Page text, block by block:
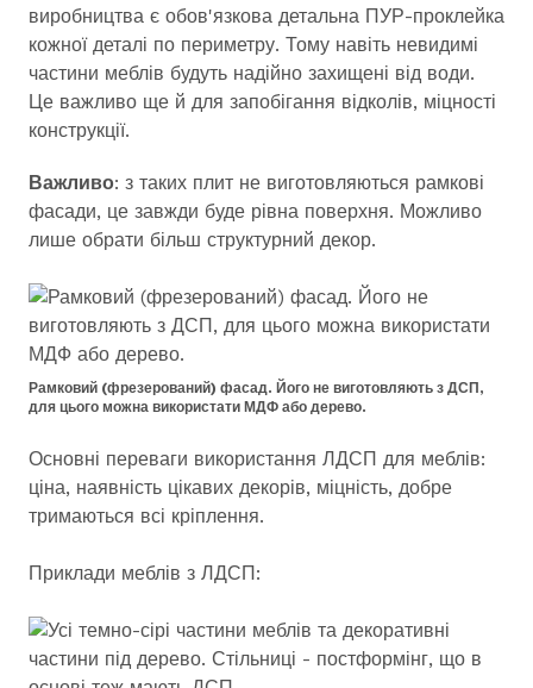
виробництва є обов'язкова детальна ПУР-проклейка
кожної деталі по периметру. Тому навіть невидимі
частини меблів будуть надійно захищені від води.
Це важливо ще й для запобігання відколів, міцності
конструкції.
Важливо: з таких плит не виготовляються рамкові
фасади, це завжди буде рівна поверхня. Можливо
лише обрати більш структурний декор.
Рамковий (фрезерований) фасад. Його не виготовляють з ДСП,
для цього можна використати МДФ або дерево.
Основні переваги використання ЛДСП для меблів:
ціна, наявність цікавих декорів, міцність, добре
тримаються всі кріплення.
Приклади меблів з ЛДСП: